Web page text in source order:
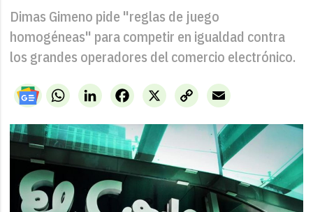
Dimas Gimeno pide "reglas de juego
homogéneas" para competir en igualdad contra
los grandes operadores del comercio electrónico.
WhatsAppLinkedIn X
Facebook
Copy
Link
Email